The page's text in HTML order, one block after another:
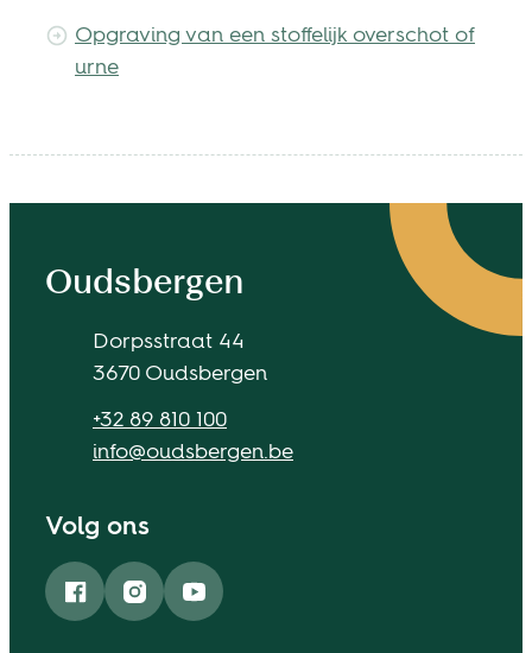
Opgraving van een stoffelijk overschot of
urne
Contact & openingsuren
Oudsbergen
AdresDorpsstraat 44
,3670 Oudsbergen
+32 89 810 100
E-mailinfo@oudsbergen.be
Volg ons
FacebookInstagramYouTube